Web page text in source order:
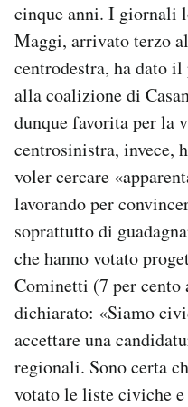
cinque anni. I giornali
Maggi, arrivato terzo
centrodestra, ha dato
alla coalizione di
dunque favorita per la
centrosinistra, invece,
voler cercare
lavorando per
soprattutto di
che hanno votato
Cominetti (7 per
dichiarato: «Siamo
accettare una
regionali. Sono certa
votato le liste civiche